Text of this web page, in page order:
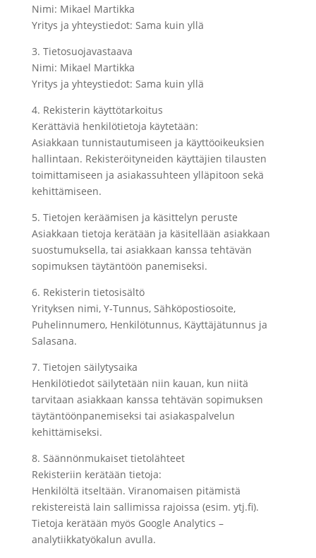
Nimi: Mikael Martikka
Yritys ja yhteystiedot: Sama kuin yllä
3. Tietosuojavastaava
Nimi: Mikael Martikka
Yritys ja yhteystiedot: Sama kuin yllä
4. Rekisterin käyttötarkoitus
Kerättäviä henkilötietoja käytetään:
Asiakkaan tunnistautumiseen ja käyttöoikeuksien
hallintaan. Rekisteröityneiden käyttäjien tilausten
toimittamiseen ja asiakassuhteen ylläpitoon sekä
kehittämiseen.
5. Tietojen keräämisen ja käsittelyn peruste
Asiakkaan tietoja kerätään ja käsitellään asiakkaan
suostumuksella, tai asiakkaan kanssa tehtävän
sopimuksen täytäntöön panemiseksi.
6. Rekisterin tietosisältö
Yrityksen nimi, Y-Tunnus, Sähköpostiosoite,
Puhelinnumero, Henkilötunnus, Käyttäjätunnus ja
Salasana.
7. Tietojen säilytysaika
Henkilötiedot säilytetään niin kauan, kun niitä
tarvitaan asiakkaan kanssa tehtävän sopimuksen
täytäntöönpanemiseksi tai asiakaspalvelun
kehittämiseksi.
8. Säännönmukaiset tietolähteet
Rekisteriin kerätään tietoja:
Henkilöltä itseltään. Viranomaisen pitämistä
rekistereistä lain sallimissa rajoissa (esim. ytj.fi).
Tietoja kerätään myös Google Analytics –
analytiikkatyökalun avulla.